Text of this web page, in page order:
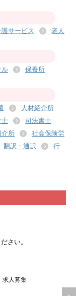
サービス
老人
ル
保養所
人材紹介所
士
司法書士
所
社会保険労
翻訳・通訳
行
さい。
求人募集